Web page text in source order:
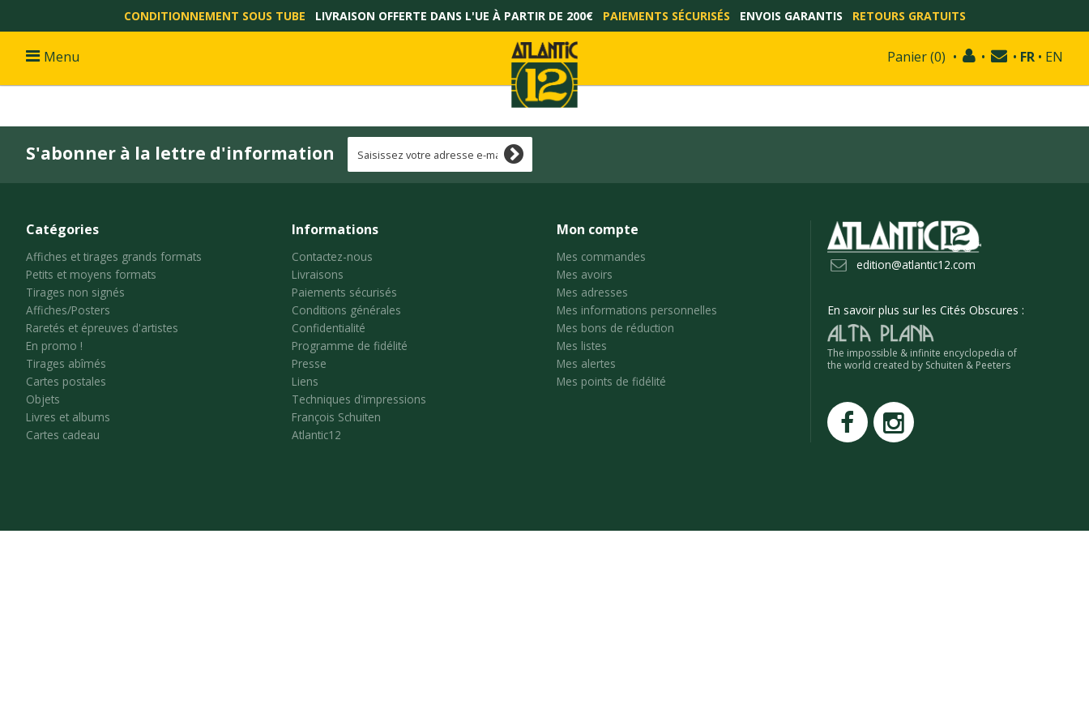
CONDITIONNEMENT SOUS TUBE LIVRAISON OFFERTE DANS L'UE À PARTIR DE 200€ PAIEMENTS SÉCURISÉS ENVOIS GARANTIS RETOURS GRATUITS
Panier(0) • • • FR • EN
Menu
S'abonner à la lettre d'information
Catégories
Affiches et tirages grands formats
Petits et moyens formats
Tirages non signés
Affiches/Posters
Raretés et épreuves d'artistes
En promo !
Tirages abîmés
Cartes postales
Objets
Livres et albums
Cartes cadeau
Informations
Contactez-nous
Livraisons
Paiements sécurisés
Conditions générales
Confidentialité
Programme de fidélité
Presse
Liens
Techniques d'impressions
François Schuiten
Atlantic12
Mon compte
Mes commandes
Mes avoirs
Mes adresses
Mes informations personnelles
Mes bons de réduction
Mes listes
Mes alertes
Mes points de fidélité
edition@atlantic12.com
En savoir plus sur les Cités Obscures :
The impossible & infinite encyclopedia of
the world created by Schuiten & Peeters